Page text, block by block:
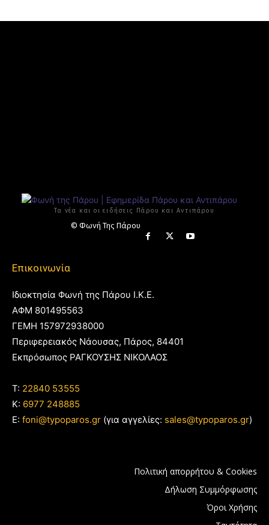
Τα νέα και οι ειδήσεις Πάρου και Αντιπάρου
© Φωνή Της Πάρου
Επικοινωνία
Ιδιοκτησία Φωνή της Πάρου Ι.Κ.Ε.
ΑΦΜ 801495563
ΓΕΜΗ 157972938000
Περιφερειακός Νάουσας, Πάρος, 84401
Εκπρόσωπος ΡΑΓΚΟΥΣΗΣ ΝΙΚΟΛΑΟΣ
T: 22840 53555
Κ: 6977 248885
E: foni@typoparos.gr (για αγγελίες: sales@typoparos.gr)
Πολιτική απορρήτου & Cookies
Δήλωση Συμμόρφωσης
Όροι Χρήσης